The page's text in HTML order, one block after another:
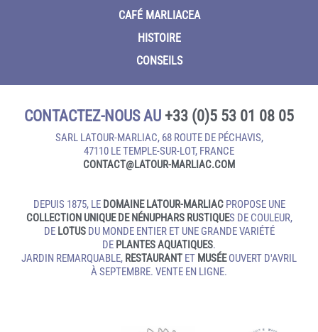
CAFÉ MARLIACEA
HISTOIRE
CONSEILS
CONTACTEZ-NOUS AU +33 (0)5 53 01 08 05
SARL LATOUR-MARLIAC, 68 ROUTE DE PÉCHAVIS,
47110 LE TEMPLE‑SUR‑LOT, FRANCE
CONTACT@LATOUR‑MARLIAC.COM
DEPUIS 1875, LE DOMAINE LATOUR-MARLIACPROPOSE UNE
COLLECTION UNIQUE DE NÉNUPHARS RUSTIQUES DE COULEUR,
DE LOTUSDU MONDE ENTIER ET UNE GRANDE VARIÉTÉ
DE PLANTES AQUATIQUES.
JARDIN REMARQUABLE, RESTAURANT ET MUSÉEOUVERT D'AVRIL
À SEPTEMBRE. VENTE EN LIGNE.